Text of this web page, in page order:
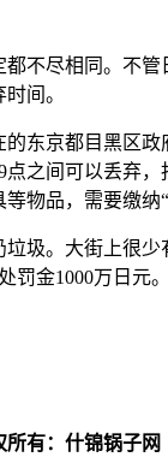
不尽相同。不
间。
东京都目黑区
之间可以丢弃
物品，需要缴
圾。大街上很
罚金1000万日元。
所有：什锦锅子网